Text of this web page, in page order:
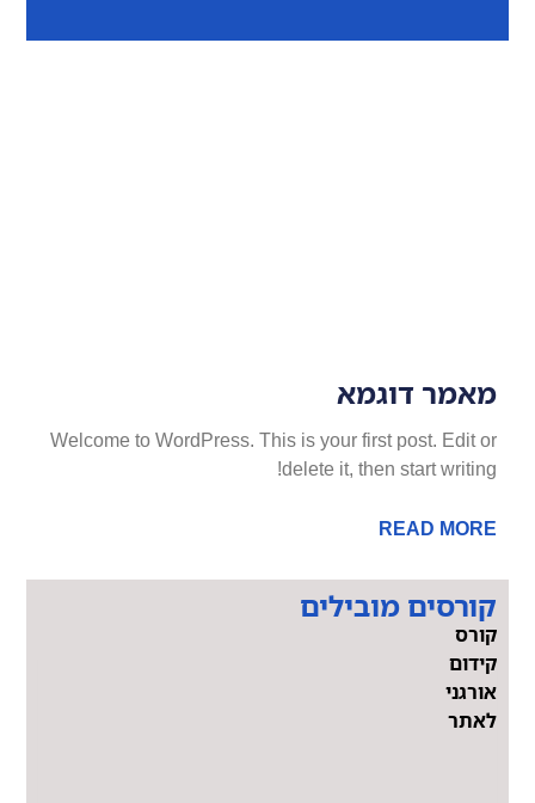
קורסים מובילים
קורס
קידום
אורגני
לאתר
מאמר דוגמא
Welcome to WordPress. This is your first post. Edit or
delete it, then start writing!
READ MORE